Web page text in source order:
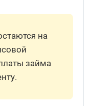
на
займа